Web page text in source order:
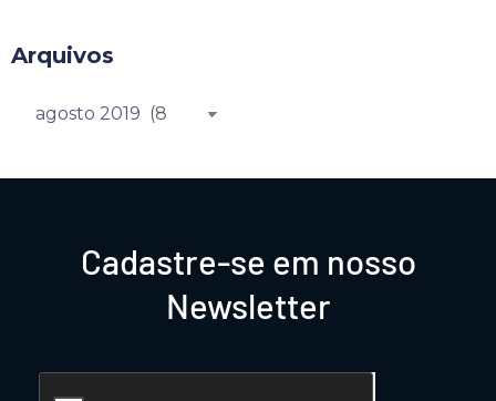
Arquivos
Cadastre-se em nosso
Newsletter